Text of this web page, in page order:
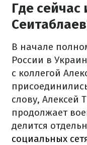
Где сейчас
В начале
России в
с коллегой
слову, Алексей
продолжает
делится
социальных